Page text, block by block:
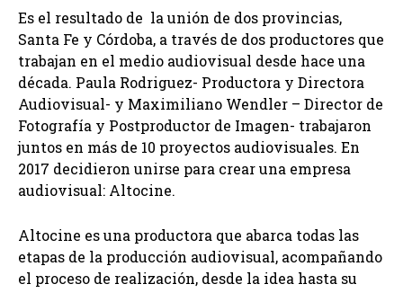
Es el resultado de la unión de dos provincias,
Santa Fe y Córdoba, a través de dos productores que
trabajan en el medio audiovisual desde hace una
década. Paula Rodriguez- Productora y Directora
Audiovisual- y Maximiliano Wendler – Director de
Fotografía y Postproductor de Imagen- trabajaron
juntos en más de 10 proyectos audiovisuales. En
2017 decidieron unirse para crear una empresa
audiovisual: Altocine.
Altocine es una productora que abarca todas las
etapas de la producción audiovisual, acompañando
el proceso de realización, desde la idea hasta su